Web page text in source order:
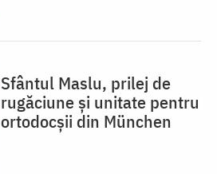
Sfântul Maslu, prilej de
rugăciune și unitate pentru
ortodocșii din München